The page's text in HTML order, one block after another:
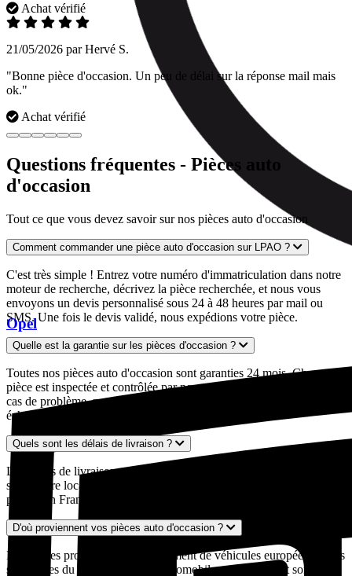
Opel
Achat vérifié
21/05/2026 par Hervé S.
"Bonne pièce d'occasion. Un peu de délai sur la réponse mail mais
ok."
Achat vérifié
Questions fréquentes - Pièces auto
d'occasion
Tout ce que vous devez savoir sur nos pièces auto d'occasion
Comment commander une pièce auto d'occasion sur LPAO ?
C'est très simple ! Entrez votre numéro d'immatriculation dans notre
moteur de recherche, décrivez la pièce recherchée, et nous vous
envoyons un devis personnalisé sous 24 à 48 heures par mail ou
SMS. Une fois le devis validé, nous expédions votre pièce.
Quelle est la garantie sur les pièces d'occasion ?
Toutes nos pièces auto d'occasion sont garanties 24 mois. Chaque
pièce est inspectée et contrôlée par nos experts avant expédition. En
cas de problème, notre service client est à votre disposition pour un
échange ou un remboursement.
Quels sont les délais de livraison ?
Les délais de livraison varient généralement entre 2 et 5 jours ouvrés
selon votre localisation et la disponibilité de la pièce. Nous livrons
partout en France métropolitaine, y compris en Corse.
D'où proviennent vos pièces auto d'occasion ?
Nos pièces proviennent exclusivement de véhicules européens. Elles
sont issues du réseau de casses automobiles partenaires et sont